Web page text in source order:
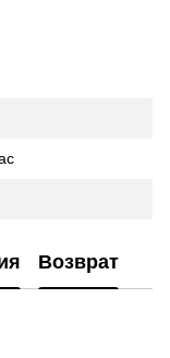
Возврат